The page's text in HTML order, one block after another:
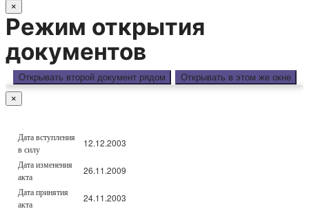
×
Режим открытия
документов
Открывать второй документ рядом Открывать в этом же окне
×
Дата вступления
в силу
12.12.2003
Дата изменения
акта
26.11.2009
Дата принятия
акта
24.11.2003